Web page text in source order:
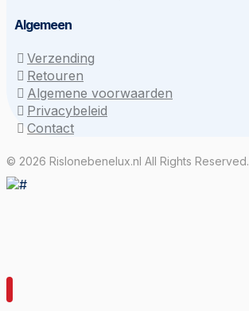
Algemeen
Verzending
Retouren
Algemene voorwaarden
Privacybeleid
Contact
© 2026 Rislonebenelux.nl All Rights Reserved.